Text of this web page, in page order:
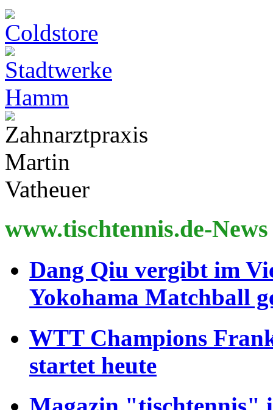
www.tischtennis.de-News
Dang Qiu vergibt im
Yokohama Matchball
WTT Champions
startet heute